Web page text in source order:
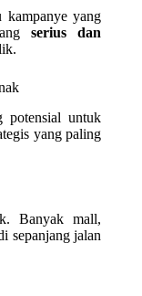
kampanye yang
serius dan
potensial untuk
yang paling
Banyak mall,
sepanjang jalan